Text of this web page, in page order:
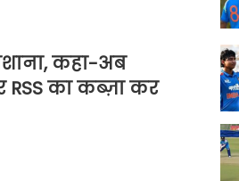
कहा-अब
RSS का कब्ज़ा कर